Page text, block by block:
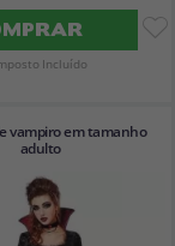
Incluído
vampiro em tamanho
adulto